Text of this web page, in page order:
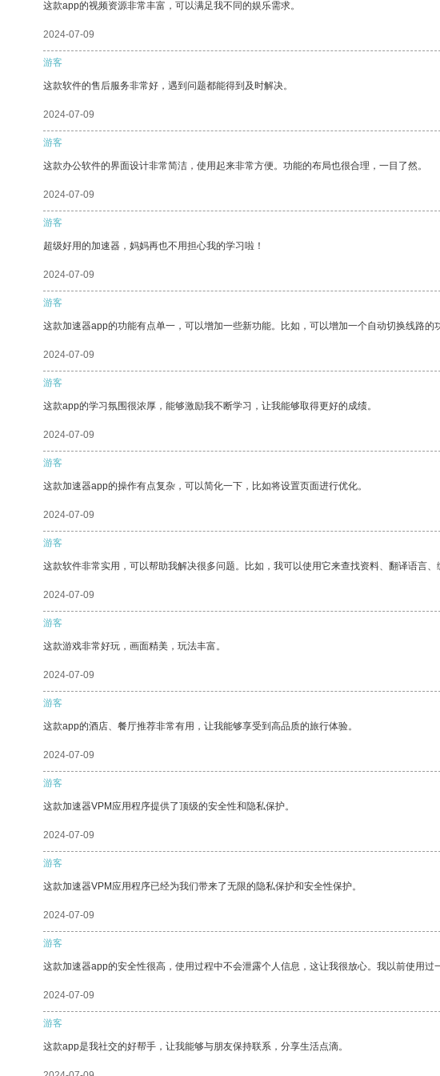
这款app的视频资源非常丰富，可以满足我不同的娱乐需求。
2024-07-09
游客
这款软件的售后服务非常好，遇到问题都能得到及时解决。
2024-07-09
游客
这款办公软件的界面设计非常简洁，使用起来非常方便。功能的布局也很合理，一目了然。
2024-07-09
游客
超级好用的加速器，妈妈再也不用担心我的学习啦！
2024-07-09
游客
这款加速器app的功能有点单一，可以增加一些新功能。比如，可以增加一个自动切换线路
2024-07-09
游客
这款app的学习氛围很浓厚，能够激励我不断学习，让我能够取得更好的成绩。
2024-07-09
游客
这款加速器app的操作有点复杂，可以简化一下，比如将设置页面进行优化。
2024-07-09
游客
这款软件非常实用，可以帮助我解决很多问题。比如，我可以使用它来查找资料、翻译语言、
2024-07-09
游客
这款游戏非常好玩，画面精美，玩法丰富。
2024-07-09
游客
这款app的酒店、餐厅推荐非常有用，让我能够享受到高品质的旅行体验。
2024-07-09
游客
这款加速器VPM应用程序提供了顶级的安全性和隐私保护。
2024-07-09
游客
这款加速器VPM应用程序已经为我们带来了无限的隐私保护和安全性保护。
2024-07-09
游客
这款加速器app的安全性很高，使用过程中不会泄露个人信息，这让我很放心。我以前使用
2024-07-09
游客
这款app是我社交的好帮手，让我能够与朋友保持联系，分享生活点滴。